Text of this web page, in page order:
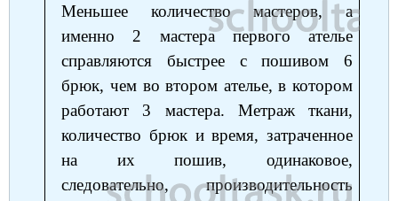
Меньшее количество мастеров, а
именно 2 мастера первого ателье
справляются быстрее с пошивом 6
брюк, чем во втором ателье, в котором
работают 3 мастера. Метраж ткани,
количество брюк и время, затраченное
на их пошив, одинаковое,
следовательно, производительность